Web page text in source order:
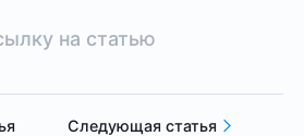
на статью
Следующая статья